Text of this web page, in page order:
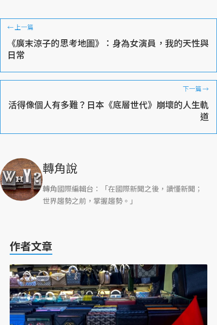
← 上一篇
《廣末涼子的思考地圖》：身為女演員，我的天性與
日常
下一篇→
活得像個人有多難？日本《底層世代》崩壞的人生軌
道
轉角說
轉角國際編輯台：「在國際新聞之後，讀懂新聞；
世界趨勢之前，掌握趨勢。」
作者文章